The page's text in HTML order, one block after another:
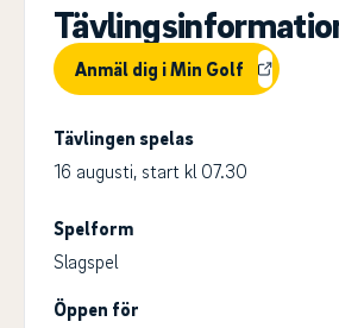
Anmäl dig i Min Golf
Tävlingen spelas
16 augusti, start kl 07.30
Spelform
Slagspel
Öppen för